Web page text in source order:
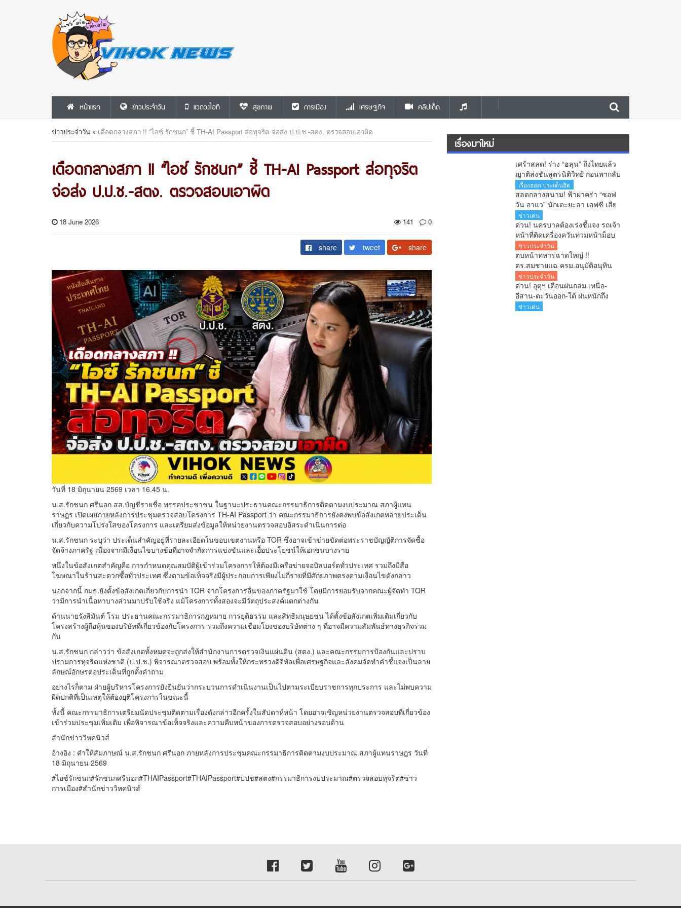
หน้าแรก ข่าวประจำวัน แวดวงไอที สุขภาพ การเมือง เศรษฐกิจ คลิปเด็ด
ข่าวประจำวัน » เดือดกลางสภา !! “ไอซ์ รักชนก” ชี้ TH-AI Passport ส่อทุจริต จ่อส่ง ป.ป.ช.-สตง. ตรวจสอบเอาผิด
เดือดกลางสภา !! “ไอซ์ รักชนก” ชี้ TH-AI Passport ส่อทุจริต
จ่อส่ง ป.ป.ช.-สตง. ตรวจสอบเอาผิด
18 June 2026 141 0
share tweet share
วันที่ 18 มิถุนายน 2569 เวลา 16.45 น.
น.ส.รักชนก ศรีนอก สส.บัญชีรายชื่อ พรรคประชาชน ในฐานะประธานคณะกรรมาธิการติดตามงบประมาณ สภาผู้แทน
ราษฎร เปิดเผยภายหลังการประชุมตรวจสอบโครงการ TH-AI Passport ว่า คณะกรรมาธิการยังคงพบข้อสังเกตหลายประเด็น
เกี่ยวกับความโปร่งใสของโครงการ และเตรียมส่งข้อมูลให้หน่วยงานตรวจสอบอิสระดำเนินการต่อ
น.ส.รักชนก ระบุว่า ประเด็นสำคัญอยู่ที่รายละเอียดในขอบเขตงานหรือ TOR ซึ่งอาจเข้าข่ายขัดต่อพระราชบัญญัติการจัดซื้อ
จัดจ้างภาครัฐ เนื่องจากมีเงื่อนไขบางข้อที่อาจจำกัดการแข่งขันและเอื้อประโยชน์ให้เอกชนบางราย
หนึ่งในข้อสังเกตสำคัญคือ การกำหนดคุณสมบัติผู้เข้าร่วมโครงการให้ต้องมีเครือข่ายจอบิลบอร์ดทั่วประเทศ รวมถึงมีสื่อ
โฆษณาในร้านสะดวกซื้อทั่วประเทศ ซึ่งตามข้อเท็จจริงมีผู้ประกอบการเพียงไม่กี่รายที่มีศักยภาพตรงตามเงื่อนไขดังกล่าว
นอกจากนี้ กมธ.ยังตั้งข้อสังเกตเกี่ยวกับการนำ TOR จากโครงการอื่นของภาครัฐมาใช้ โดยมีการยอมรับจากคณะผู้จัดทำ TOR
ว่ามีการนำเนื้อหาบางส่วนมาปรับใช้จริง แม้โครงการทั้งสองจะมีวัตถุประสงค์แตกต่างกัน
ด้านนายรังสิมันต์ โรม ประธานคณะกรรมาธิการกฎหมาย การยุติธรรม และสิทธิมนุษยชน ได้ตั้งข้อสังเกตเพิ่มเติมเกี่ยวกับ
โครงสร้างผู้ถือหุ้นของบริษัทที่เกี่ยวข้องกับโครงการ รวมถึงความเชื่อมโยงของบริษัทต่าง ๆ ที่อาจมีความสัมพันธ์ทางธุรกิจร่วม
กัน
น.ส.รักชนก กล่าวว่า ข้อสังเกตทั้งหมดจะถูกส่งให้สำนักงานการตรวจเงินแผ่นดิน (สตง.) และคณะกรรมการป้องกันและปราบ
ปรามการทุจริตแห่งชาติ (ป.ป.ช.) พิจารณาตรวจสอบ พร้อมทั้งให้กระทรวงดิจิทัลเพื่อเศรษฐกิจและสังคมจัดทำคำชี้แจงเป็นลาย
ลักษณ์อักษรต่อประเด็นที่ถูกตั้งคำถาม
อย่างไรก็ตาม ฝ่ายผู้บริหารโครงการยังยืนยันว่ากระบวนการดำเนินงานเป็นไปตามระเบียบราชการทุกประการ และไม่พบความ
ผิดปกติที่เป็นเหตุให้ต้องยุติโครงการในขณะนี้
ทั้งนี้ คณะกรรมาธิการเตรียมนัดประชุมติดตามเรื่องดังกล่าวอีกครั้งในสัปดาห์หน้า โดยอาจเชิญหน่วยงานตรวจสอบที่เกี่ยวข้อง
เข้าร่วมประชุมเพิ่มเติม เพื่อพิจารณาข้อเท็จจริงและความคืบหน้าของการตรวจสอบอย่างรอบด้าน
สำนักข่าววิหคนิวส์
อ้างอิง : คำให้สัมภาษณ์ น.ส.รักชนก ศรีนอก ภายหลังการประชุมคณะกรรมาธิการติดตามงบประมาณ สภาผู้แทนราษฎร วันที่
18 มิถุนายน 2569
#ไอซ์รักชนก#รักชนกศรีนอก#THAIPassport#THAIPassport#ปปช#สตง#กรรมาธิการงบประมาณ#ตรวจสอบทุจริต#ข่าว
การเมือง#สำนักข่าววิหคนิวส์
เรื่องมาใหม่
เศร้าสลด! ร่าง “ฮลุน” ถึงไทยแล้ว
ญาติส่งชันสูตรนิติวิทย์ ก่อนพากลับ
กาฬสินธุ์
เรื่องฮอต ประเด็นฮิต
สลดกลางสนาม! ฟ้าผ่าคร่า “ซอฟ
วัน อาแว” นักเตะยะลา เอฟซี เสีย
ชีวิตต่อหน้าแฟนบอล
ข่าวเด่น
ด่วน! นครบาลต้องเร่งชี้แจง รถเจ้า
หน้าที่ติดเครื่องควันท่วมหน้าม็อบ
ค้านแลนด์บริดจ์ คลิปว่อนโซเชียล!
ข่าวประจำวัน
ตบหน้าทหารฉาดใหญ่ !!
ดร.สมชายแฉ ครม.อนุมัติอนุทิน
ตั้งการ์ดทักษิณนั่ง ผอ.ปฎิรูป
ประเทศ ระดับ C11 จับโป๊ะ หลาน
ทักษิณชงเอง
ข่าวประจำวัน
ด่วน! อุตุฯ เตือนฝนถล่ม เหนือ-
อีสาน-ตะวันออก-ใต้ ฝนหนักถึง
หนักมาก กทม.ฝนตก 70% คลื่น
ข่าวเด่น